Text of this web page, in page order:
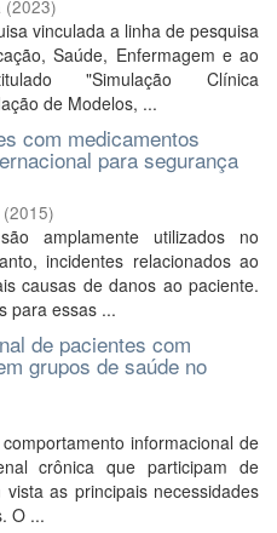
(2023)
vinculada a linha de pesquisa
Saúde, Enfermagem e ao
"Simulação Clínica
de Modelos, ...
com medicamentos
para segurança
(2015)
amplamente utilizados no
incidentes relacionados ao
causas de danos ao paciente.
para essas ...
de pacientes com
grupos de saúde no
informacional de
crônica que participam de
as principais necessidades
O ...